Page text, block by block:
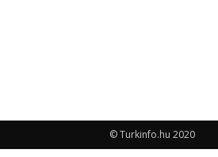
© Turkinfo.hu 2020